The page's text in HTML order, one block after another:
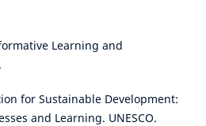
Learning and
for Sustainable Development:
and Learning. UNESCO.